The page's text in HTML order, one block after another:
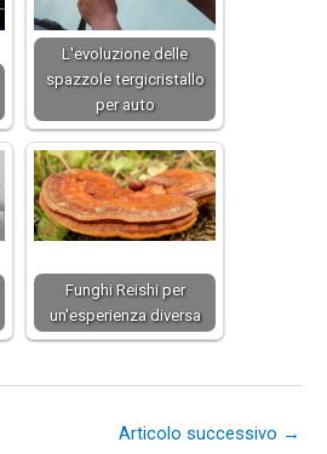
L'evoluzione delle
spazzole tergicristallo
per auto
Funghi Reishi per
un'esperienza diversa
Articolo successivo →